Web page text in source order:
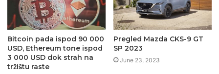
Bitcoin pada ispod 90 000
USD, Ethereum tone ispod
3 000 USD dok strah na
tržištu raste
Pregled Mazda CKS-9 GT
SP 2023
June 23, 2023